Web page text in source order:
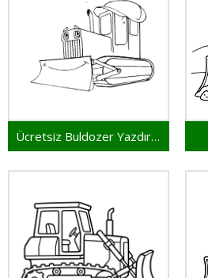
Ücretsiz Buldozer Yazdırılabilir